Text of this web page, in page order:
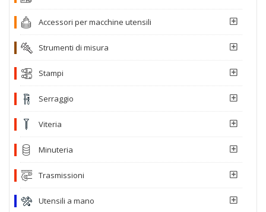
Accessori per macchine utensili
Strumenti di misura
Stampi
Serraggio
Viteria
Minuteria
Trasmissioni
Utensili a mano